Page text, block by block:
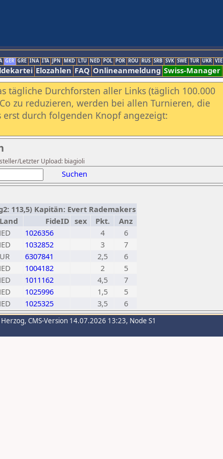
GER GRE INA ITA JPN MKD LTU NED POL POR ROU RUS SRB SVK SWE TUR UKR VIE
Elozahlen FAQ Onlineanmeldung Swiss-Manager
tägliche Durchforsten aller Links (täglich 100.000
zu reduzieren, werden bei allen Turnieren, die
durch folgenden Knopf angezeigt:
Letzter Upload: biagioli
Suchen
113,5) Kapitän: Evert Rademakers
Land FideID sex Pkt.
Anz
1026356 4
6
1032852 3
7
6307841 2,5
6
1004182 2
5
1011162 4,5
7
1025996 1,5
5
1025325 3,5 6
, CMS-Version 14.07.2026 13:23, Node S1